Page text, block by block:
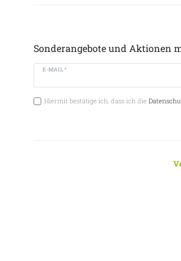
Sonderangebote und Aktionen
E-MAIL *
Hiermit bestätige ich, dass ich die